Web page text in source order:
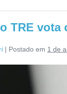
TRE vota
| Postado em 1 de